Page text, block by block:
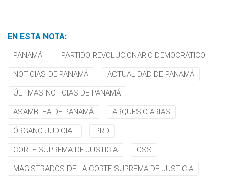
EN ESTA NOTA:
PANAMÁ PARTIDO REVOLUCIONARIO DEMOCRÁTICO
NOTICIAS DE PANAMÁ ACTUALIDAD DE PANAMÁ
ÚLTIMAS NOTICIAS DE PANAMÁ
ASAMBLEA DE PANAMÁ ARQUESIO ARIAS
ÓRGANO JUDICIAL PRD
CORTE SUPREMA DE JUSTICIA CSS
MAGISTRADOS DE LA CORTE SUPREMA DE JUSTICIA